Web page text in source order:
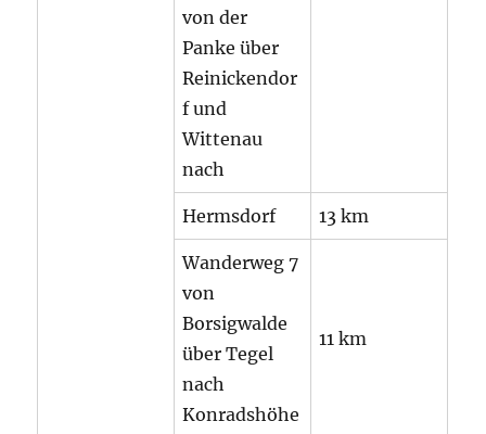
von der
Panke über
Reinickendor
f und
Wittenau
nach
Hermsdorf 13 km
Wanderweg 7
von
Borsigwalde
über Tegel
nach
Konradshöhe
11 km